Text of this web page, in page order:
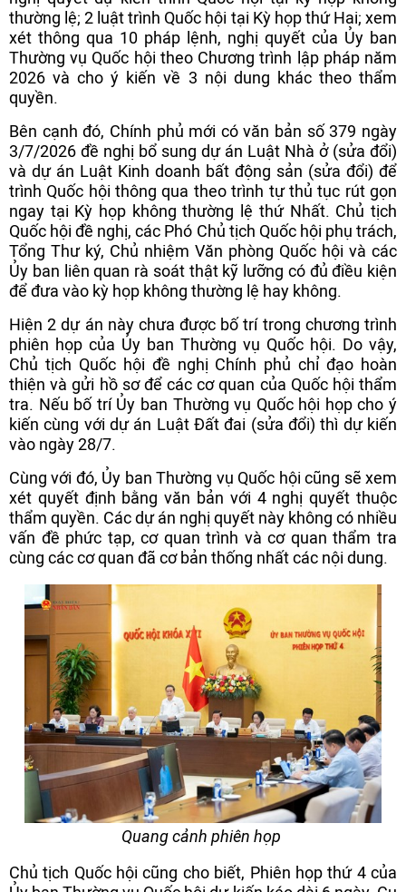
thường lệ; 2 luật trình Quốc hội tại Kỳ họp thứ Hai; xem
xét thông qua 10 pháp lệnh, nghị quyết của Ủy ban
Thường vụ Quốc hội theo Chương trình lập pháp năm
2026 và cho ý kiến về 3 nội dung khác theo thẩm
quyền.
Bên cạnh đó, Chính phủ mới có văn bản số 379 ngày
3/7/2026 đề nghị bổ sung dự án Luật Nhà ở (sửa đổi)
và dự án Luật Kinh doanh bất động sản (sửa đổi) để
trình Quốc hội thông qua theo trình tự thủ tục rút gọn
ngay tại Kỳ họp không thường lệ thứ Nhất. Chủ tịch
Quốc hội đề nghị, các Phó Chủ tịch Quốc hội phụ trách,
Tổng Thư ký, Chủ nhiệm Văn phòng Quốc hội và các
Ủy ban liên quan rà soát thật kỹ lưỡng có đủ điều kiện
để đưa vào kỳ họp không thường lệ hay không.
Hiện 2 dự án này chưa được bố trí trong chương trình
phiên họp của Ủy ban Thường vụ Quốc hội. Do vậy,
Chủ tịch Quốc hội đề nghị Chính phủ chỉ đạo hoàn
thiện và gửi hồ sơ để các cơ quan của Quốc hội thẩm
tra. Nếu bố trí Ủy ban Thường vụ Quốc hội họp cho ý
kiến cùng với dự án Luật Đất đai (sửa đổi) thì dự kiến
vào ngày 28/7.
Cùng với đó, Ủy ban Thường vụ Quốc hội cũng sẽ xem
xét quyết định bằng văn bản với 4 nghị quyết thuộc
thẩm quyền. Các dự án nghị quyết này không có nhiều
vấn đề phức tạp, cơ quan trình và cơ quan thẩm tra
cùng các cơ quan đã cơ bản thống nhất các nội dung.
Quang cảnh phiên họp
Chủ tịch Quốc hội cũng cho biết, Phiên họp thứ 4 của